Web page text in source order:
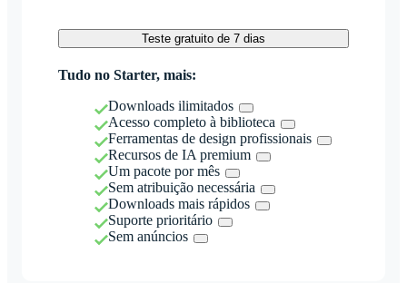
Teste gratuito de 7 dias
Tudo no Starter, mais:
Downloads ilimitados
Acesso completo à biblioteca
Ferramentas de design profissionais
Recursos de IA premium
Um pacote por mês
Sem atribuição necessária
Downloads mais rápidos
Suporte prioritário
Sem anúncios